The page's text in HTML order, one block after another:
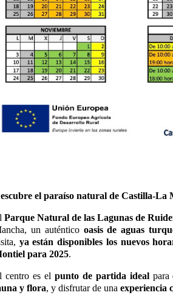
el paraíso natural de Castilla-La
Parque Natural de las Lagunas de
un auténtico oasis de aguas
ya están disponibles los nuevos
para 2025.
centro es el punto de partida idealpara
y flora, y disfrutar de una experiencia